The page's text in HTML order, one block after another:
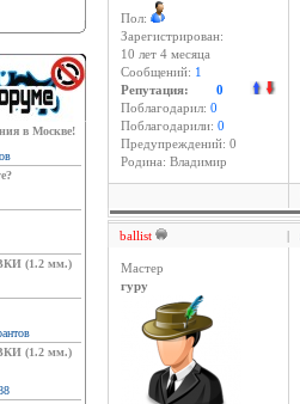
в Москве!
(1.2 мм.)
(1.2 мм.)
Пол:
Зарегистрирован:
10 лет 4 месяцa
Сообщений: 1
Репутация: 0
Поблагодарил: 0
Поблагодарили: 0
Предупреждений: 0
Родина: Владимир
ballist |
Мастер
гуру